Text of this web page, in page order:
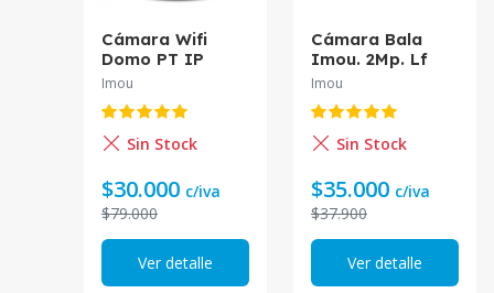
Cámara Wifi
Domo PT IP
IMOU IPC-
UN UNIDAD **
ABIERTA LA
CAJA
Imou
Sin Stock
$30.000 c/iva
$79.000
Ver detalle
Cámara Bala
Imou. 2Mp. Lf
2.8Mm. Ir 30 Mts.
Ipc-F22An-
0280B-Imou*
Imou
Sin Stock
$35.000 c/iva
$37.900
Ver detalle